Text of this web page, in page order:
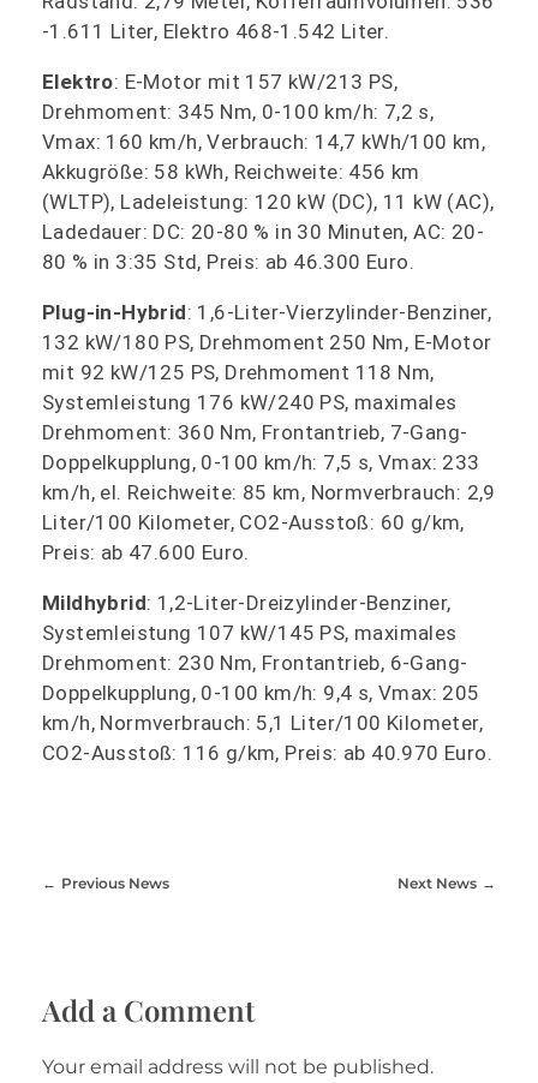
-1.611 Liter, Elektro 468-1.542 Liter.
Elektro: E-Motor mit 157 kW/213 PS,
Drehmoment: 345 Nm, 0-100 km/h: 7,2 s,
Vmax: 160 km/h, Verbrauch: 14,7 kWh/100 km,
Akkugröße: 58 kWh, Reichweite: 456 km
(WLTP), Ladeleistung: 120 kW (DC), 11 kW (AC),
Ladedauer: DC: 20-80 % in 30 Minuten, AC: 20-
80 % in 3:35 Std, Preis: ab 46.300 Euro.
Plug-in-Hybrid: 1,6-Liter-Vierzylinder-Benziner,
132 kW/180 PS, Drehmoment 250 Nm, E-Motor
mit 92 kW/125 PS, Drehmoment 118 Nm,
Systemleistung 176 kW/240 PS, maximales
Drehmoment: 360 Nm, Frontantrieb, 7-Gang-
Doppelkupplung, 0-100 km/h: 7,5 s, Vmax: 233
km/h, el. Reichweite: 85 km, Normverbrauch: 2,9
Liter/100 Kilometer, CO2-Ausstoß: 60 g/km,
Preis: ab 47.600 Euro.
Mildhybrid: 1,2-Liter-Dreizylinder-Benziner,
Systemleistung 107 kW/145 PS, maximales
Drehmoment: 230 Nm, Frontantrieb, 6-Gang-
Doppelkupplung, 0-100 km/h: 9,4 s, Vmax: 205
km/h, Normverbrauch: 5,1 Liter/100 Kilometer,
CO2-Ausstoß: 116 g/km, Preis: ab 40.970 Euro.
Previous News Next News
Add a Comment
Your email address will not be published.